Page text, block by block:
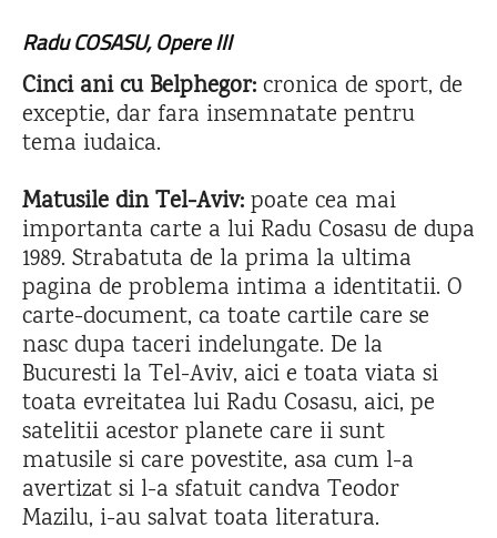
Radu COSASU, Opere III
Cinci ani cu Belphegor:cronica de sport, de
exceptie, dar fara insemnatate pentru
tema iudaica.
Matusile din Tel-Aviv:poate cea mai
importanta carte a lui Radu Cosasu de dupa
1989. Strabatuta de la prima la ultima
pagina de problema intima a identitatii. O
carte-document, ca toate cartile care se
nasc dupa taceri indelungate. De la
Bucuresti la Tel-Aviv, aici e toata viata si
toata evreitatea lui Radu Cosasu, aici, pe
satelitii acestor planete care ii sunt
matusile si care povestite, asa cum l-a
avertizat si l-a sfatuit candva Teodor
Mazilu, i-au salvat toata literatura.